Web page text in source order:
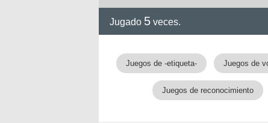
Jugado 5 veces.
Juegos de -etiqueta- Juegos de
Juegos de reconocimiento